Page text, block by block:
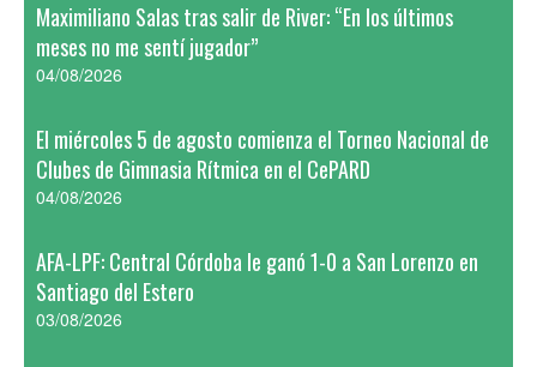
Maximiliano Salas tras salir de River: “En los últimos
meses no me sentí jugador”
04/08/2026
El miércoles 5 de agosto comienza el Torneo Nacional de
Clubes de Gimnasia Rítmica en el CePARD
04/08/2026
AFA-LPF: Central Córdoba le ganó 1-0 a San Lorenzo en
Santiago del Estero
03/08/2026